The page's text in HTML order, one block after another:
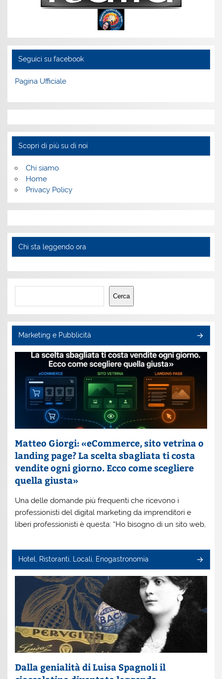
Seguici su facebook
Pagina Ufficiale
Scopri di più su di noi
Chi siamo
Home
Privacy Policy
Chi sta leggendo ora
Cerca
Cerca
Marketing e Pubblicità
Matteo Giorgi: «eCommerce, sito vetrina o
landing page? La scelta sbagliata ti costa
vendite ogni giorno. Ecco come scegliere
quella giusta»
Una delle domande più frequenti che ricevono i
professionisti del digital marketing da imprenditori e
liberi professionisti è questa: “Ho bisogno di un sito web,
Hotel, Ristoranti, Locali, Enogastronomia
Dalla genialità di Luisa Spagnoli il